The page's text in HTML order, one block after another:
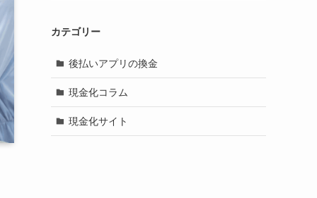
カテゴリー
後払いアプリの換金
現金化コラム
現金化サイト